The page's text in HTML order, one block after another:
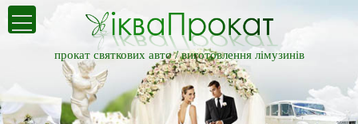
прокат святкових авто /виготовлення лімузинів